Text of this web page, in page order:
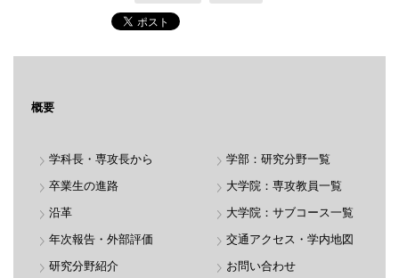
概要
学科長・専攻長から
卒業生の進路
沿革
年次報告・外部評価
研究分野紹介
学部：研究分野一覧
大学院：専攻教員一覧
大学院：サブコース一覧
交通アクセス・学内地図
お問い合わせ